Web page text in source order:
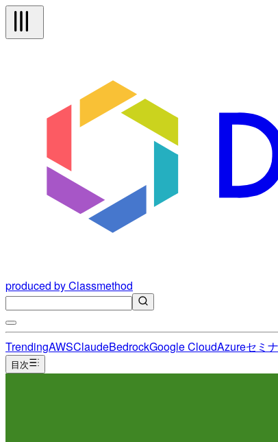
produced by Classmethod
TrendingAWSClaudeBedrockGoogle CloudAzureセミ
目次